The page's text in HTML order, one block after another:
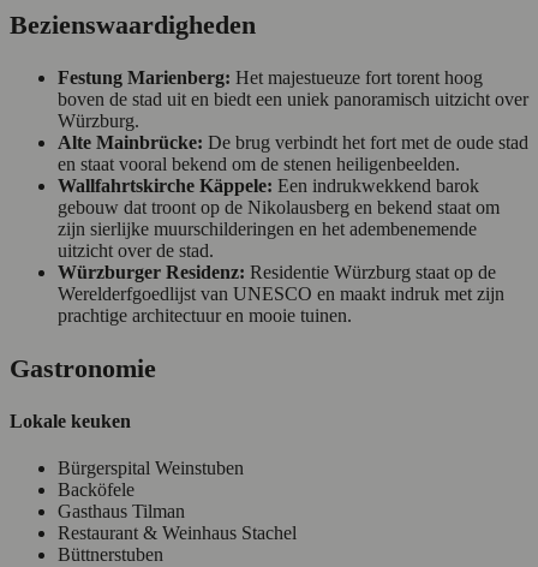
Bezienswaardigheden
Festung Marienberg: Het majestueuze fort torent hoog
boven de stad uit en biedt een uniek panoramisch uitzicht over
Würzburg.
Alte Mainbrücke: De brug verbindt het fort met de oude stad
en staat vooral bekend om de stenen heiligenbeelden.
Wallfahrtskirche Käppele: Een indrukwekkend barok
gebouw dat troont op de Nikolausberg en bekend staat om
zijn sierlijke muurschilderingen en het adembenemende
uitzicht over de stad.
Würzburger Residenz: Residentie Würzburg staat op de
Werelderfgoedlijst van UNESCO en maakt indruk met zijn
prachtige architectuur en mooie tuinen.
Gastronomie
Lokale keuken
Bürgerspital Weinstuben
Backöfele
Gasthaus Tilman
Restaurant & Weinhaus Stachel
Büttnerstuben